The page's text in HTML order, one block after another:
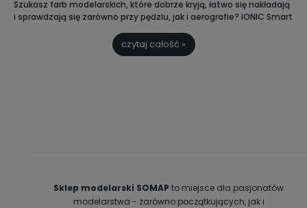
Szukasz farb modelarskich, które dobrze kryją, łatwo się nakładają
i sprawdzają się zarówno przy pędzlu, jak i aerografie? IONIC Smart
Colors to nowoczesne farby akrylowe, które ułatwiają malowanie i
pozwalają uzyskać lepszy efekt końcowy. Sprawdź, dlaczego
modelarze coraz częściej je wybierają.
czytaj całość »
Sklep modelarski SOMAP to miejsce dla pasjonatów
modelarstwa - zarówno początkujących, jak i